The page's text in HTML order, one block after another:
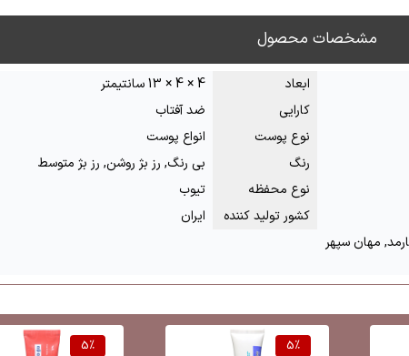
مشخصات محصول
ابعاد
4 × 4 × 13 سانتیمتر
کارایی
ضد آفتاب
نوع پوست
انواع پوست
رنگ
بی رنگ, رز بژ روشن, رز بژ متوسط
نوع محفظه
تیوب
کشور تولید کننده
ایران
مهان سپهر
5%
5%